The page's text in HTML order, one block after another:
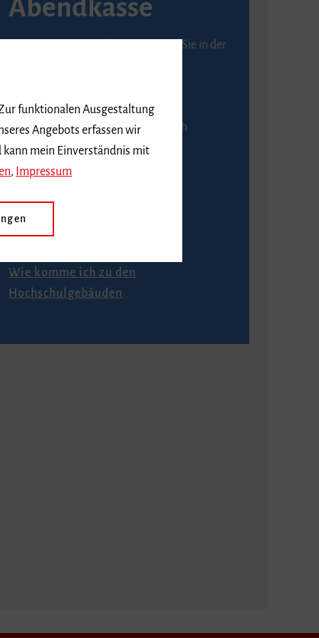
Abendkasse
Karten an der Abendkasse erhalten Sie in der
An der Abendkasse ist ausschließlich
Barzahlung möglich.
Anfahrt
Wie komme ich zu den
Hochschulgebäuden
funktionalen Ausgestaltung
Angebots erfassen wir
kann mein Einverständnis mit
, Impressum